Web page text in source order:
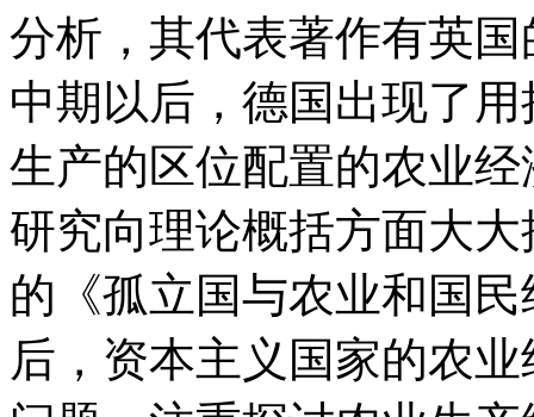
分析，其代表著作有英
中期以后，德国出现了
生产的区位配置的农业
研究向理论概括方面大
的《孤立国与农业和国
后，资本主义国家的农